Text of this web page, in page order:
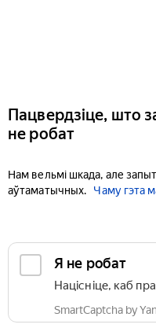
Пацвердзіце, што
не робат
Нам вельмі шкада, але
аўтаматычных.
Чаму гэта
Я не робат
Націсніце, каб
SmartCaptcha by